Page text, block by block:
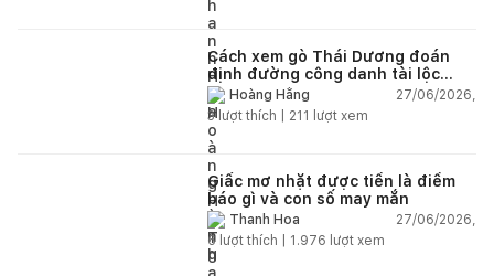
Cách xem gò Thái Dương đoán
định đường công danh tài lộc
theo nhân tướng học
Hoàng Hằng
27/06/2026,
3lượt thích | 211 lượt xem
Giấc mơ nhặt được tiền là điềm
báo gì và con số may mắn
Thanh Hoa
27/06/2026,
6 lượt thích | 1.976 lượt xem